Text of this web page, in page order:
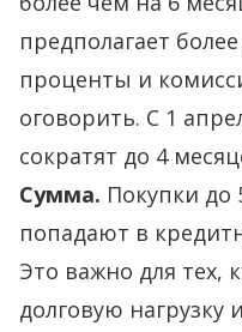
предполагает
проценты и
оговорить. С 1
сократят до 4
Сумма. Покупки до
попадают в
Это важно для тех,
долговую